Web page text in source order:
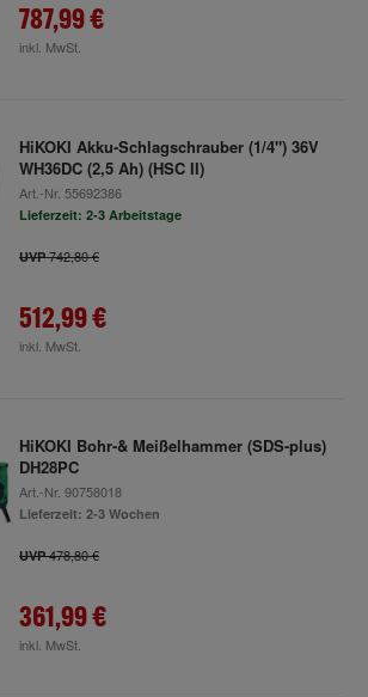
787,99 €
inkl. MwSt.
HiKOKI Akku-Schlagschrauber (1/4") 36V
WH36DC (2,5 Ah) (HSC II)
Art.-Nr. 55692386
Lieferzeit: 2-3 Arbeitstage
UVP742,80 €
512,99 €
inkl. MwSt.
HiKOKI Bohr-& Meißelhammer (SDS-plus)
DH28PC
Art.-Nr. 90758018
Lieferzeit: 2-3 Wochen
UVP478,80 €
361,99 €
inkl. MwSt.